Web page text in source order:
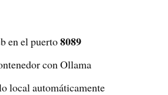
en el puerto8089
con Ollama
local automáticamente